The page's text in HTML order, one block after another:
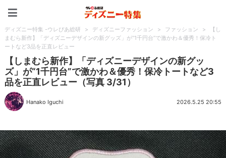
ディズニー特集 -ウレぴあ総研 > ディズニーファッション > ファッション >
【し
まむら新作】「ディズニーデザインの新グッズ」が“1千円台”で激かわ＆優秀！保冷ト
ートなど3品を正直レビュー
【しまむら新作】「ディズニーデザインの新グッ
ズ」が“1千円台”で激かわ＆優秀！保冷トートなど3
品を正直レビュー（写真 3/31）
Hanako Iguchi 2026.5.25 20:55